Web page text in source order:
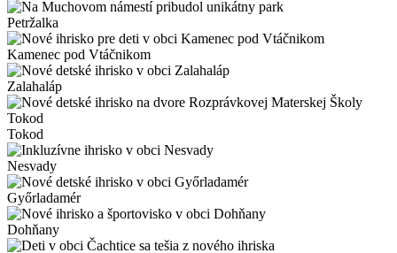
Petržalka
Kamenec pod Vtáčnikom
Zalahaláp
Tokod
Nesvady
Győrladamér
Dohňany